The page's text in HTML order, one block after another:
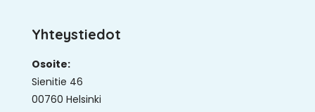
Yhteystiedot
Osoite:
Sienitie 46
00760 Helsinki